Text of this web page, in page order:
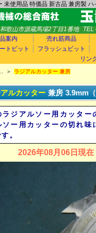
未使用品 特価品 新古品 兼房製
歌山市源蔵馬場2丁目1番地
TEL
案内
売れ筋商品
トビット
フラッシュビット
リン
＞ ラジアルカッター 兼房
ルカッター 兼房 3.9mm
ラジアルソー用カッタ
ソー用カッターの切れ
。
2026年08月06日現